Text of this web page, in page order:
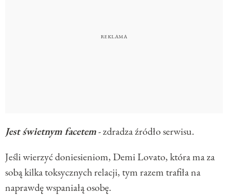
Jest świetnym facetem- zdradza źródło serwisu.
Jeśli wierzyć doniesieniom, Demi Lovato, która ma za
sobą kilka toksycznych relacji, tym razem trafiła na
naprawdę wspaniałą osobę.